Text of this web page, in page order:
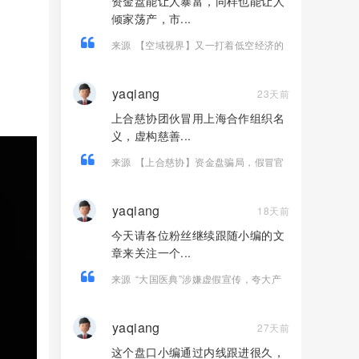
倾家荡产，市...
来源
【空域视界】又一打着低空经济的
yaqiang 23天前
上合慈协团伙冒用上海合作组织名
义，虚构慈善...
来源
【上合慈协】资金盘骗局，假冒官
yaqiang 18天前
今天请各位粉丝继续跟随小编的文
章来关注一个...
来源 “大国医典”涉嫌虚假宣传，夸大产
yaqiang 27天前
这个盘口小编通过内线跟进很久，